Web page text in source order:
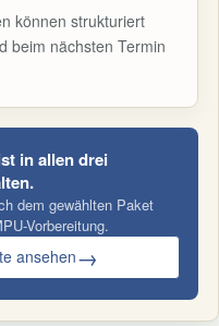
können strukturiert
beim nächsten Termin
in allen drei
dem gewählten Paket
Vorbereitung.
ansehen→